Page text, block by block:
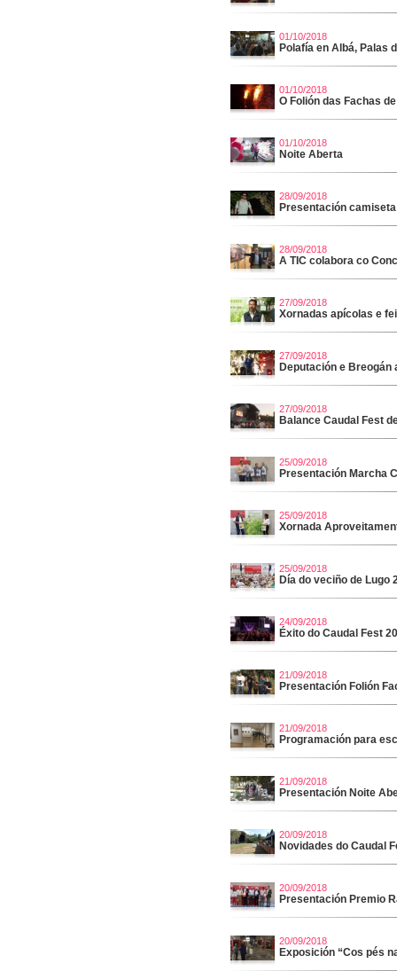
01/10/2018
Polafía en Albá, Palas
01/10/2018
O Folión das Fachas
01/10/2018
Noite Aberta
28/09/2018
Presentación
28/09/2018
A TIC colabora co
27/09/2018
Xornadas apícolas e
27/09/2018
Deputación e Breogán
27/09/2018
Balance Caudal Fest
25/09/2018
Presentación Marcha
25/09/2018
Xornada
25/09/2018
Día do veciño de Lugo
24/09/2018
Éxito do Caudal Fest
21/09/2018
Presentación Folión
21/09/2018
Programación para
21/09/2018
Presentación Noite
20/09/2018
Novidades do Caudal
20/09/2018
Presentación Premio
20/09/2018
Exposición “Cos pés